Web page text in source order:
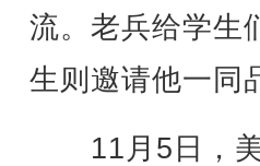
流。老兵给学生
生则邀请他一同
11月5日，美